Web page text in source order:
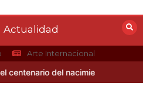
Actualidad
Arte Internacional
del nacimiento de Mario